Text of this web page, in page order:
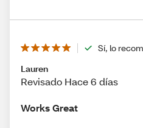
Sí, lo
Lauren
Revisado Hace 6 días
Works Great